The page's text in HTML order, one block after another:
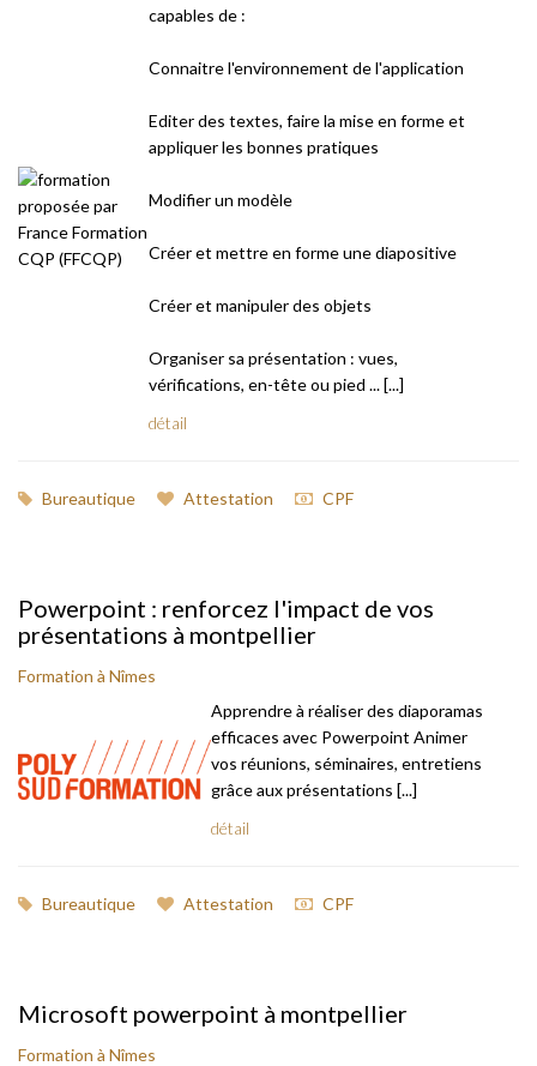
capables de :
Connaitre l'environnement de l'application
Editer des textes, faire la mise en forme et
appliquer les bonnes pratiques
Modifier un modèle
Créer et mettre en forme une diapositive
Créer et manipuler des objets
Organiser sa présentation : vues,
vérifications, en-tête ou pied ... [...]
détail
Bureautique Attestation CPF
Powerpoint : renforcez l'impact de vos
présentations à montpellier
Formation à Nîmes
Apprendre à réaliser des diaporamas
efficaces avec Powerpoint Animer
vos réunions, séminaires, entretiens
grâce aux présentations [...]
détail
Bureautique Attestation CPF
Microsoft powerpoint à montpellier
Formation à Nîmes